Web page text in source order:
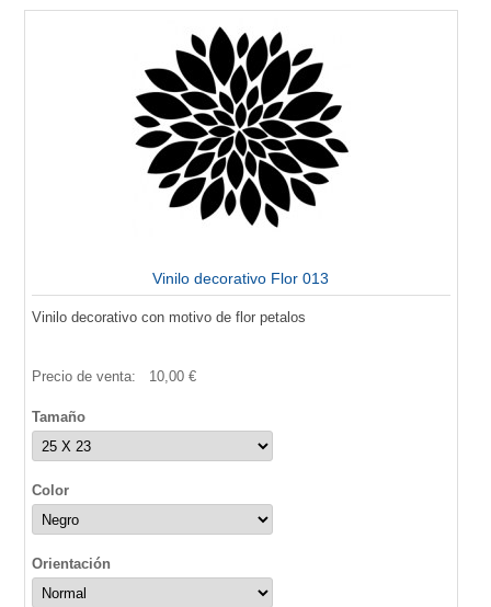
Vinilo decorativo Flor 013
Vinilo decorativo con motivo de flor petalos
Precio de venta: 10,00 €
Tamaño
Color
Orientación